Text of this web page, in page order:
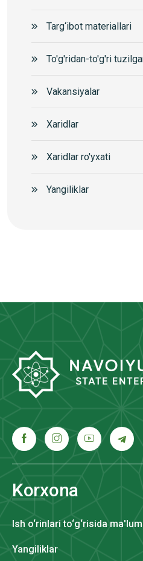
Targ‘ibot materiallari
To'g'ridan-to'g'ri
Vakansiyalar
Xaridlar
Xaridlar ro'yxati
Yangiliklar
Korxona
Ish o‘rinlari to‘g‘risida
Yangiliklar